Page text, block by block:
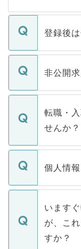
登録後
ご登録い
登録内容
ます。通
いただき
非公開
マイナビ
うち約3
けない「
下記の理
ません。
■応募殺
関を公に
に、医療
みを人材
ています。
転職・
せんか？
転職・入
ん。また
定を承諾
の辞退の
個人情
個人情報
で、ご安
などで収
ご本人の
支援を目
います
が、こ
すか？